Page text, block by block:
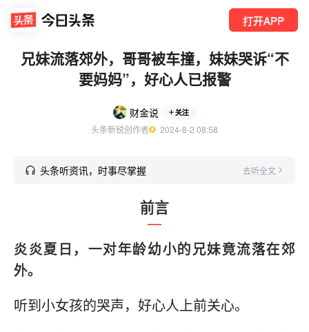
打开APP
兄妹流落郊外，哥哥被车撞，妹妹哭诉“不
要妈妈”，好心人已报警
财金说 关注
头条新锐创作者
  2024-8-2 08:58
头条听资讯，时事尽掌握 去听全文
前言
炎炎夏日，一对年龄幼小的兄妹竟流落在郊
外。
听到小女孩的哭声，好心人上前关心。